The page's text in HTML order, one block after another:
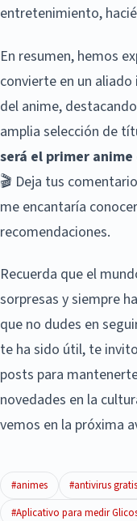
entretenimiento,
En resumen, hemos
convierte en un
del anime,
amplia selección de
será el primer anime
🎬 Deja tus
me encantaría
recomendaciones.
Recuerda que el
sorpresas y siempre
que no dudes en
te ha sido útil, te
posts para
novedades en la
vemos en la próxima
#animes
#antivirus gratis
#Aplicativo para medir